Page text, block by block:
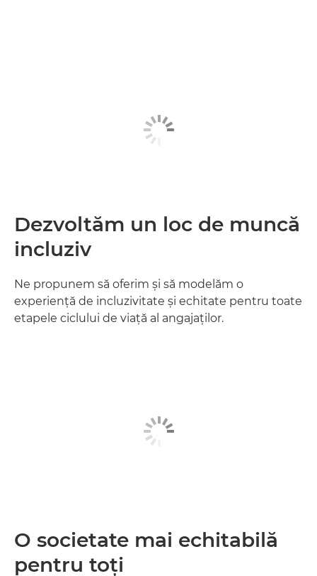
Dezvoltăm un loc de muncă
incluziv
Ne propunem să oferim şi să modelăm o
experienţă de incluzivitate şi echitate pentru toate
etapele ciclului de viaţă al angajaţilor.
O societate mai echitabilă
pentru toţi